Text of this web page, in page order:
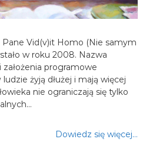
Vid(v)it Homo (Nie samym
w roku 2008. Nazwa
programowe
żyją dłużej i mają więcej
nie ograniczają się tylko
Dowiedz się więcej…